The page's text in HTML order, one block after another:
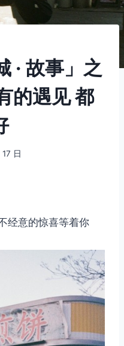
· 故事」之
的遇见 都
日
经意的惊喜等着你